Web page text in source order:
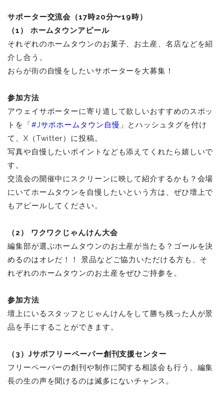
サポーター交流会（17時20分〜19時）
（1） ホームタウンアピール
それぞれのホームタウンのお菓子、お土産、名店などを紹
介し合う。
おらが街の自慢をしたいサポーターを大募集！
参加方法
アウェイサポーターに寄り道して欲しいおすすめのスポッ
トを「#Jサポホームタウン自慢 」とハッシュタグを付け
て、 X（Twitter）に投稿。
写真や自慢したいポイントなども添えてくれたら嬉しいで
す。
交流会の開催中にスクリーンに映して紹介するかも？会場
にいてホームタウンを自慢したいという方は、ぜひ壇上で
もアピールしてください。
（2） ワクワクじゃんけん大会
編集部が選ぶホームタウンのお土産が当たる？ゴールを決
めるのはオレだ！！ 景品などご協力いただける方も、そ
れぞれのホームタウンのお土産をぜひご持参を。
参加方法
壇上にいるスタッフとじゃんけんをして勝ち残った人が景
品を手にすることができます。
（3）Jサポフリーペーパー創刊支援センター
フリーペーパーの創刊や制作に関する相談会も行う。編集
長の生の声を聞けるのは滅多にないチャンス。